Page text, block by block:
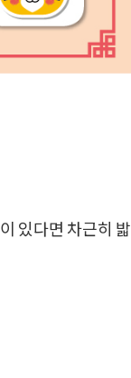
있다면 차근히 밟